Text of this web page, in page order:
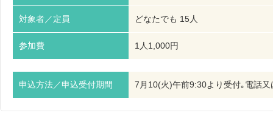
対象者／定員 どなたでも 15人
参加費 1人1,000円
申込方法／申込受付期間 7月10(火)午前9:30より受付｡電話